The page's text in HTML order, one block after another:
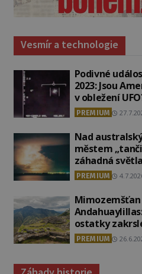
Vesmír a technologie
Podivné
2023: Jsou
v obležení
PREMIUM
Nad
městem
záhadná světla
PREMIUM
Mimozemšťan
ostatky
stvoření s
lebkou?
PREMIUM